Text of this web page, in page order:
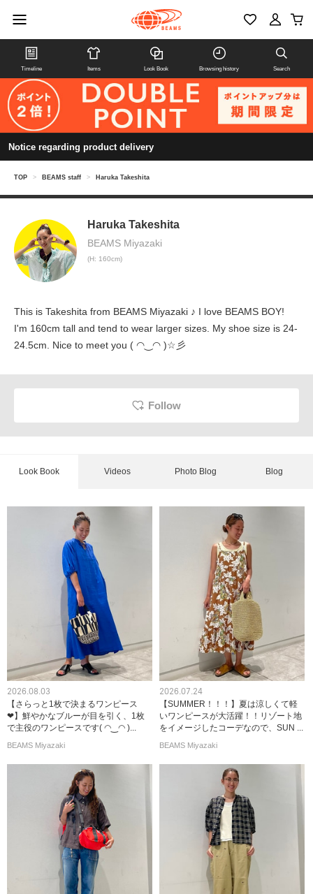
Timeline Items Look Book Browsing history Search
Notice regarding product delivery
TOP > BEAMS staff > Haruka Takeshita
Haruka Takeshita
BEAMS Miyazaki
(H: 160cm)
This is Takeshita from BEAMS Miyazaki ♪ I love BEAMS BOY!
I'm 160cm tall and tend to wear larger sizes. My shoe size is 24-
24.5cm. Nice to meet you ( ◠‿◠ )☆彡
Follow
Look Book Videos Photo Blog Blog
2026.08.03
【さらっと1枚で決まるワンピース
❤︎】鮮やかなブルーが目を引く、1枚
で主役のワンピースです( ◠‿◠ )...
BEAMS Miyazaki
2026.07.24
【SUMMER！！！】夏は涼しくて軽
いワンピースが大活躍！！リゾート地
をイメージしたコーデなので、SUN ...
BEAMS Miyazaki